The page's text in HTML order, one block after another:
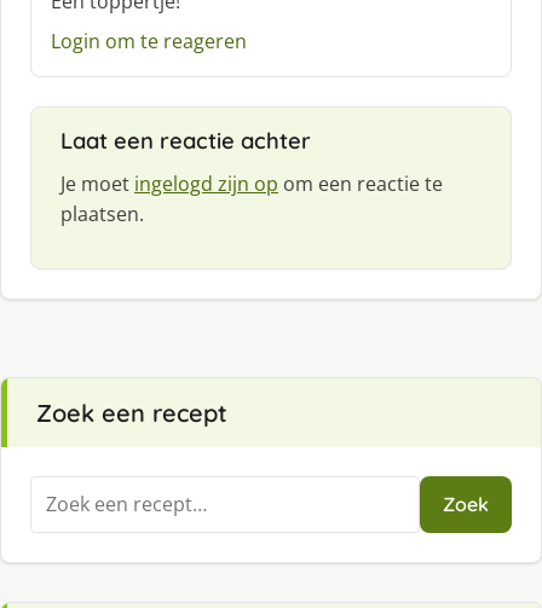
e
e
:
Login om te reageren
Laat een reactie achter
Je moet ingelogd zijn op om een reactie te
plaatsen.
Zoek een recept
Zoeken
naar:
Zoek